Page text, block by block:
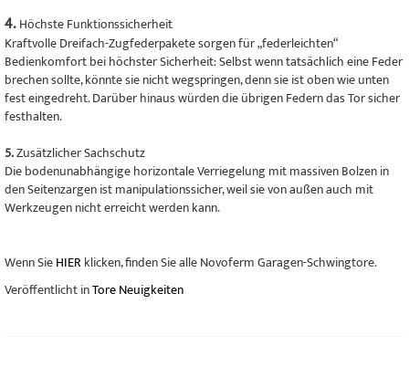
4. Höchste Funktionssicherheit
Kraftvolle Dreifach-Zugfederpakete sorgen für „federleichten“
Bedienkomfort bei höchster Sicherheit: Selbst wenn tatsächlich eine Feder
brechen sollte, könnte sie nicht wegspringen, denn sie ist oben wie unten
fest eingedreht. Darüber hinaus würden die übrigen Federn das Tor sicher
festhalten.
5.Zusätzlicher Sachschutz
Die bodenunabhängige horizontale Verriegelung mit massiven Bolzen in
den Seitenzargen ist manipulationssicher, weil sie von außen auch mit
Werkzeugen nicht erreicht werden kann.
Wenn SieHIER klicken, finden Sie alle Novoferm Garagen-Schwingtore.
Veröffentlicht inTore Neuigkeiten